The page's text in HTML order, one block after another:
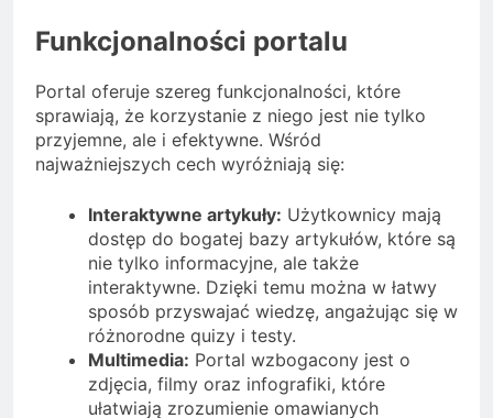
Funkcjonalności portalu
Portal oferuje szereg funkcjonalności, które
sprawiają, że korzystanie z niego jest nie tylko
przyjemne, ale i efektywne. Wśród
najważniejszych cech wyróżniają się:
Interaktywne artykuły: Użytkownicy mają
dostęp do bogatej bazy artykułów, które są
nie tylko informacyjne, ale także
interaktywne. Dzięki temu można w łatwy
sposób przyswajać wiedzę, angażując się w
różnorodne quizy i testy.
Multimedia: Portal wzbogacony jest o
zdjęcia, filmy oraz infografiki, które
ułatwiają zrozumienie omawianych